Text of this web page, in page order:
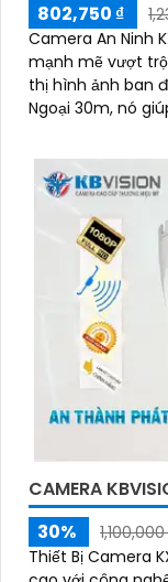
802,750 ₫
Camera An Ninh
mạnh mẽ vượt trội so với
thị hình ảnh ban
Ngoại 30m, nó
CAMERA
30%
Thiết Bị Camera